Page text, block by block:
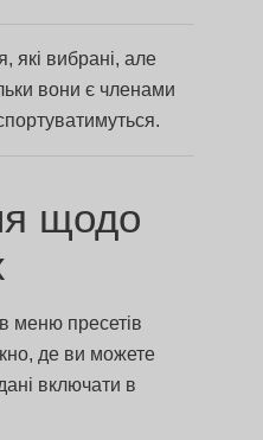
які вибрані, але
вони є членами
щодо
меню пресетів
де ви можете
включати в